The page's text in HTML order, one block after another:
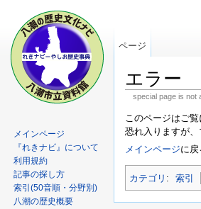
エラー
special page is not
このページはご覧
恐れ入りますが
メインページに戻
カテゴリ : 索引
ページ
メインページ
『れきナビ』について
利用規約
記事の探し方
索引(50音順・分野別)
八潮の歴史概要